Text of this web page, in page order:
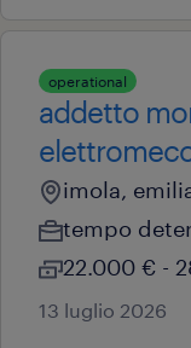
operational
addetto
imola,
tempo
22.000 € -
13 luglio 2026